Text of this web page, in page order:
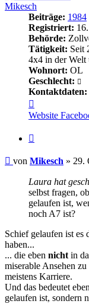
Mikesch
Beiträge: 1984
Registriert:
Behörde:
Tätigkeit: Seit
4x4 in der Welt
Wohnort: OL
Geschlecht:
Kontaktdaten:
von
Mikesch
Website
Beitrag
von Mikesch » 29.
Laura hat
selbst fragen,
gelaufen ist,
noch A7 ist?
Schief gelaufen ist es
haben...
... die eben nicht in
miserable Ansehen
meistens Karriere.
Und das bedeutet
gelaufen ist, sondern